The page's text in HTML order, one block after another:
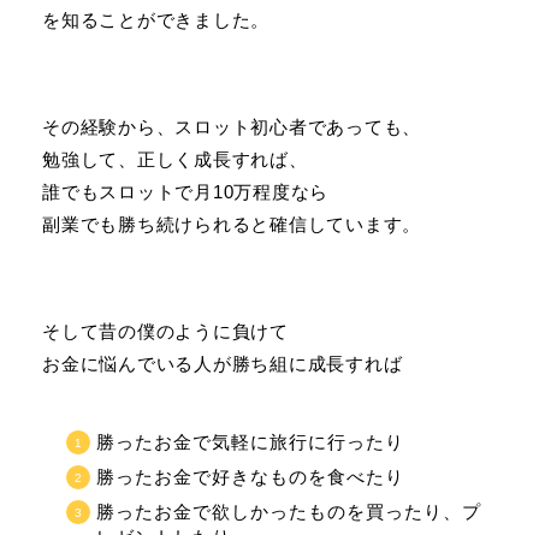
を知ることができました。
その経験から、スロット初心者であっても、
勉強して、正しく成長すれば、
誰でもスロットで月10万程度なら
副業でも勝ち続けられると確信しています。
そして昔の僕のように負けて
お金に悩んでいる人が勝ち組に成長すれば
勝ったお金で気軽に旅行に行ったり
勝ったお金で好きなものを食べたり
勝ったお金で欲しかったものを買ったり、プ